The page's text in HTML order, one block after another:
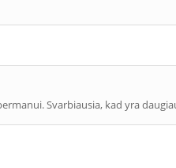
Svarbiausia, kad yra